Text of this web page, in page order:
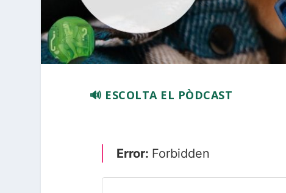
🔊 ESCOLTA EL PÒDCAST